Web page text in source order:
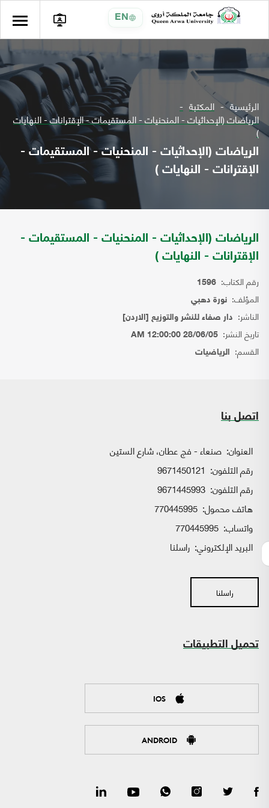
EN
الرئيسية المكتبة
الرياضات (الإحداثيات - المنحنيات - المستقيمات - الإقترانات - النهايات
)
الرياضات (الإحداثيات - المنحنيات - المستقيمات -
الإقترانات - النهايات )
الرياضات (الإحداثيات - المنحنيات - المستقيمات -
الإقترانات - النهايات )
رقم الكتاب: 1596
المؤلف: نورة دهبي
الناشر: دار صفاء للنشر والتوزيع [الاردن]
تاريخ النشر: 28/06/05 12:00:00 AM
القسم: الرياضيات
اتصل بنا
العنوان: صنعاء - فج عطان، شارع الستين
رقم التلفون: 9671450121
رقم التلفون: 9671445993
هاتف محمول: 770445995
واتساب:
البريد الإلكتروني: راسلنا
راسلنا
تحميل التطبيقات
IOS
ANDROID